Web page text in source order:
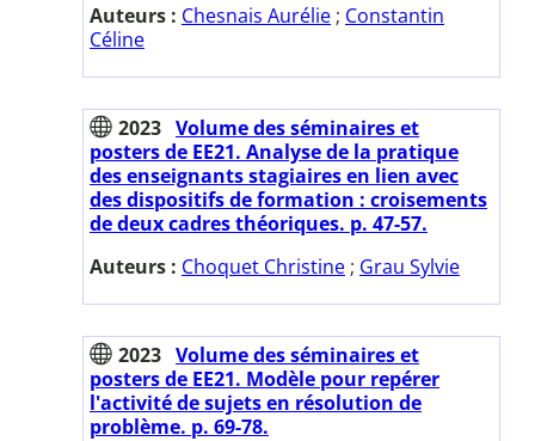
Auteurs : Chesnais Aurélie ; Constantin
Céline
2023 Volume des séminaires et
posters de EE21. Analyse de la pratique
des enseignants stagiaires en lien avec
des dispositifs de formation : croisements
de deux cadres théoriques. p. 47-57.
Auteurs : Choquet Christine ; Grau Sylvie
2023 Volume des séminaires et
posters de EE21. Modèle pour repérer
l'activité de sujets en résolution de
problème. p. 69-78.